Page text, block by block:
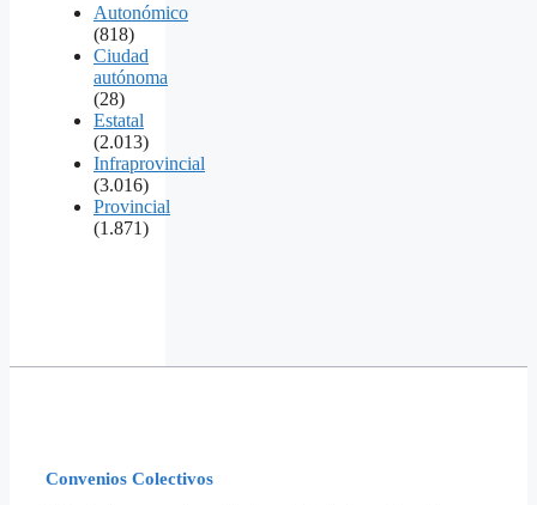
Autonómico
(818)
Ciudad
autónoma
(28)
Estatal
(2.013)
Infraprovincial
(3.016)
Provincial
(1.871)
Convenios Colectivos